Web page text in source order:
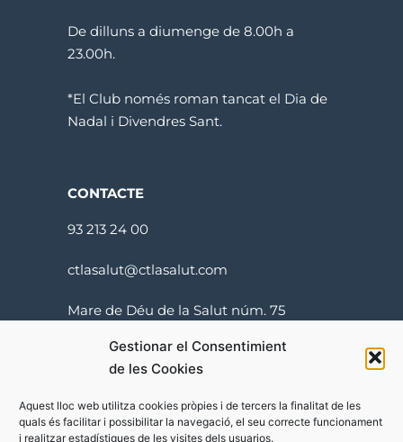
Gestionar el Consentimient
de les Cookies
Aquest lloc web utilitza cookies pròpies i de tercers la finalitat de les
quals és facilitar i possibilitar la navegació, el seu correcte funcionament
i realitzar estadístiques de les visites dels usuarios.
De dilluns a diumenge de 8.00h a
23.00h.
*El Club només roman tancat el Dia de
Nadal i Divendres Sant.
CONTACTE
93 213 24 00
ctlasalut@ctlasalut.com
Mare de Déu de la Salut núm. 75